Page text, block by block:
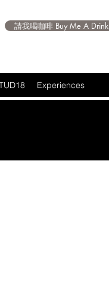
請我喝咖啡 Buy Me A Drink
Experiences